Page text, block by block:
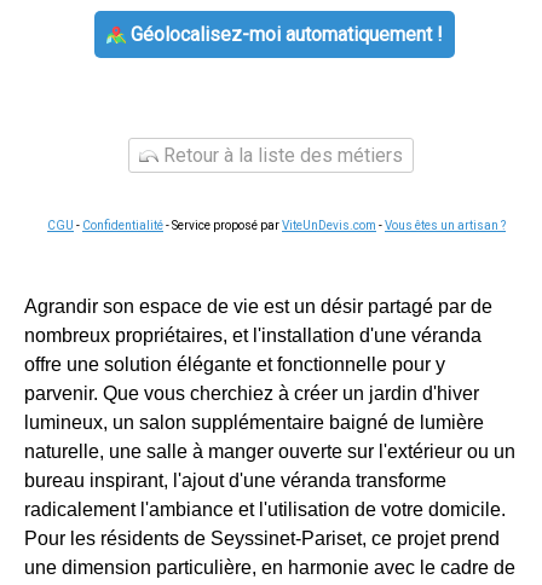
Géolocalisez-moi automatiquement !
Retour à la liste des métiers
CGU - Confidentialité- Service proposé parViteUnDevis.com -Vous êtes un artisan ?
Agrandir son espace de vie est un désir partagé par de
nombreux propriétaires, et l'installation d'une véranda
offre une solution élégante et fonctionnelle pour y
parvenir. Que vous cherchiez à créer un jardin d'hiver
lumineux, un salon supplémentaire baigné de lumière
naturelle, une salle à manger ouverte sur l'extérieur ou un
bureau inspirant, l'ajout d'une véranda transforme
radicalement l'ambiance et l'utilisation de votre domicile.
Pour les résidents de Seyssinet-Pariset, ce projet prend
une dimension particulière, en harmonie avec le cadre de